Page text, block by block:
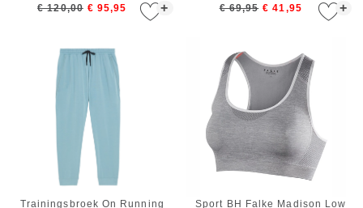
+
€ 120,00 € 95,95 +
€ 69,95 € 41,95
Trainingsbroek On Running
Sport BH Falke Madison Low